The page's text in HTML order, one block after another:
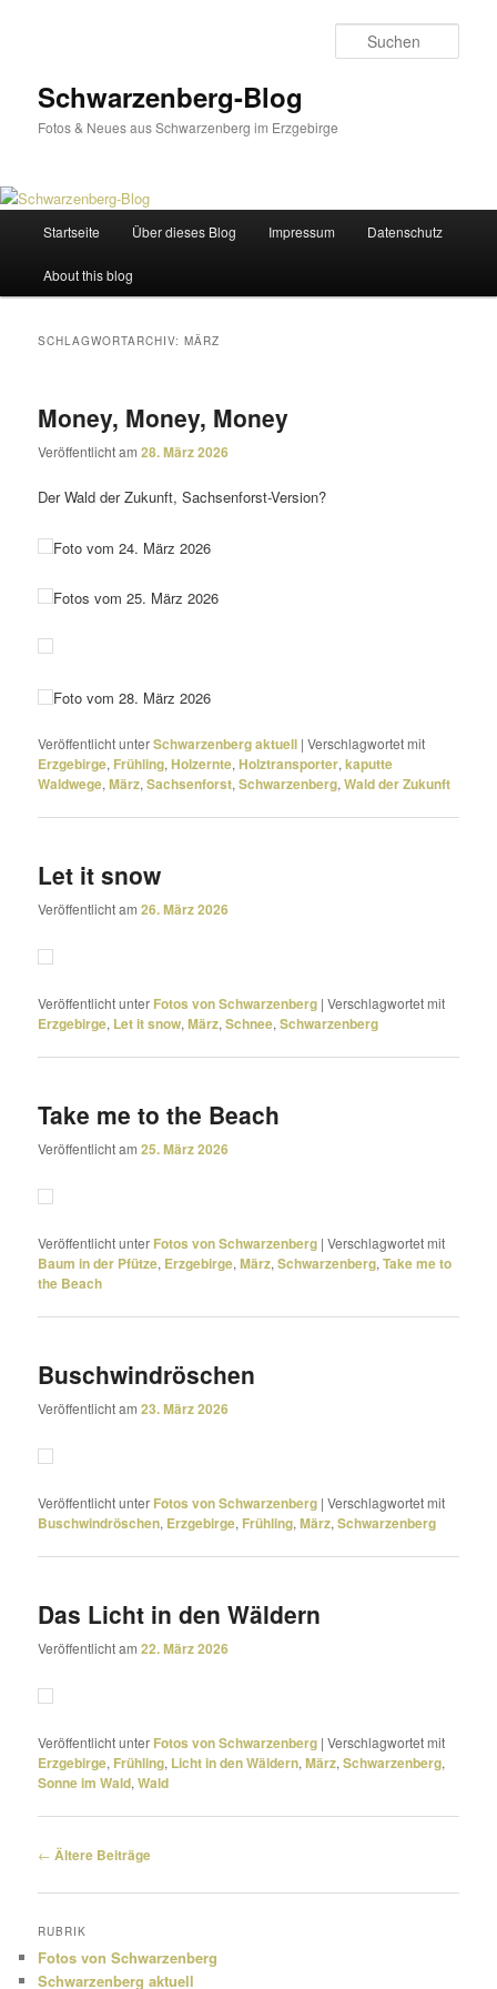
Schwarzenberg-Blog
Fotos & Neues aus Schwarzenberg im Erzgebirge
Startseite Über dieses Blog Impressum Datenschutz
About this blog
SCHLAGWORTARCHIV:MÄRZ
Money, Money, Money
Veröffentlicht am28. März 2026
Der Wald der Zukunft, Sachsenforst-Version?
Foto vom 24. März 2026
Fotos vom 25. März 2026
Foto vom 28. März 2026
Veröffentlicht unterSchwarzenberg aktuell |Verschlagwortet mit
Erzgebirge, Frühling,Holzernte,Holztransporter,kaputte
Waldwege,März,Sachsenforst,Schwarzenberg,Wald der Zukunft
Let it snow
Veröffentlicht am26. März 2026
Veröffentlicht unter Fotos von Schwarzenberg |Verschlagwortet mit
Erzgebirge, Let it snow,März,Schnee,Schwarzenberg
Take me to the Beach
Veröffentlicht am25. März 2026
Veröffentlicht unter Fotos von Schwarzenberg |Verschlagwortet mit
Baum in der Pfütze, Erzgebirge,März,Schwarzenberg,Take me to
the Beach
Buschwindröschen
Veröffentlicht am23. März 2026
Veröffentlicht unter Fotos von Schwarzenberg |Verschlagwortet mit
Buschwindröschen, Erzgebirge, Frühling,März,Schwarzenberg
Das Licht in den Wäldern
Veröffentlicht am22. März 2026
Veröffentlicht unter Fotos von Schwarzenberg |Verschlagwortet mit
Erzgebirge, Frühling, Licht in den Wäldern,März,Schwarzenberg,
Sonne im Wald,Wald
Beitragsnavigation
← Ältere Beiträge
RUBRIK
Fotos von Schwarzenberg
Schwarzenberg aktuell